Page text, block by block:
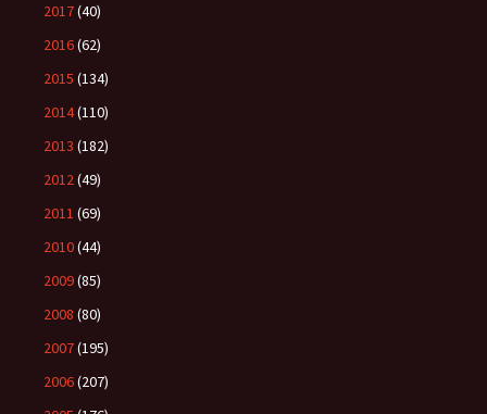
2017(40)
2016(62)
2015 (134)
2014(110)
2013 (182)
2012(49)
2011 (69)
2010(44)
2009(85)
2008 (80)
2007(195)
2006(207)